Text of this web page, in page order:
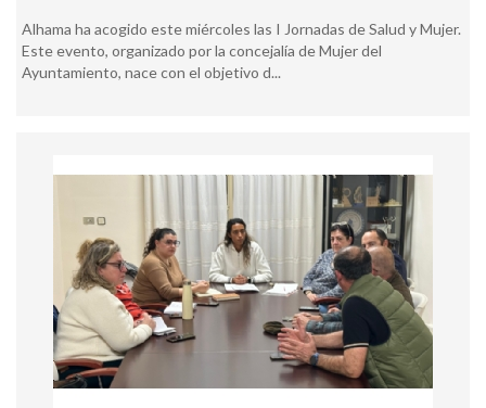
Alhama ha acogido este miércoles las I Jornadas de Salud y Mujer.
Este evento, organizado por la concejalía de Mujer del
Ayuntamiento, nace con el objetivo d...